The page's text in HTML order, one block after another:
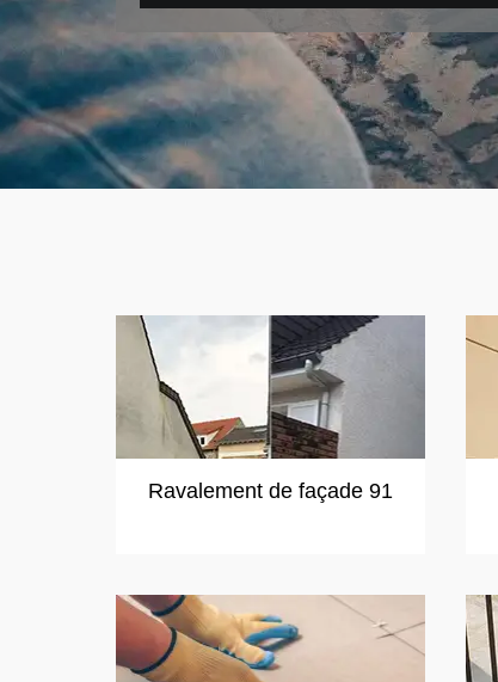
Ravalement de façade 91